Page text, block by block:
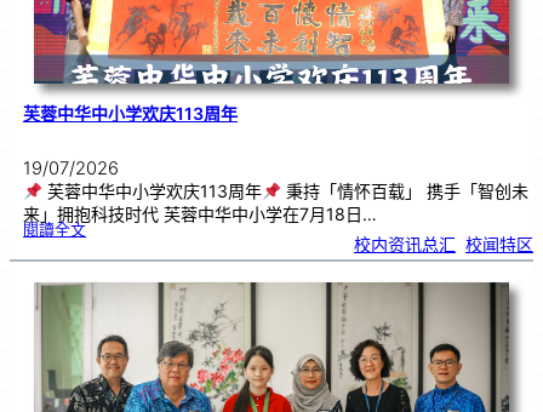
芙蓉中华中小学欢庆113周年
19/07/2026
芙蓉中华中小学欢庆113周年
秉持「情怀百载」 携手「智创未
来」拥抱科技时代 芙蓉中华中小学在7月18日…
閱讀全文:芙
华
小
学
欢庆
周
年
校内资讯总汇 校闻特区